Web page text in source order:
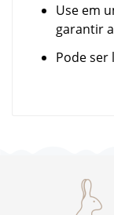
Use em
garantir
Pode ser